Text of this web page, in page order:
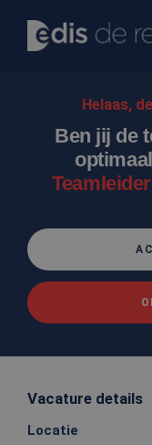
Helaas,
Ben jij de
Vacature details
Locatie